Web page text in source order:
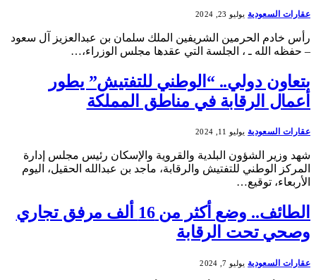
عقارات السعودية يوليو 23, 2024
رأس خادم الحرمين الشريفين الملك سلمان بن عبدالعزيز آل سعود
– حفظه الله ـ ، الجلسة التي عقدها مجلس الوزراء،…
بتعاون دولي.. “الوطني للتفتيش” يطور
أعمال الرقابة في مناطق المملكة
عقارات السعودية يوليو 11, 2024
شهد وزير الشؤون البلدية والقروية والإسكان رئيس مجلس إدارة
المركز الوطني للتفتيش والرقابة، ماجد بن عبدالله الحقيل، اليوم
الأربعاء، توقيع…
الطائف.. وضع أكثر من 16 ألف مرفق تجاري
وصحي تحت الرقابة
عقارات السعودية يوليو 7, 2024